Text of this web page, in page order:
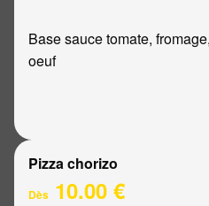
Base sauce tomate,
oeuf
Pizza chorizo
Dès 10.00 €